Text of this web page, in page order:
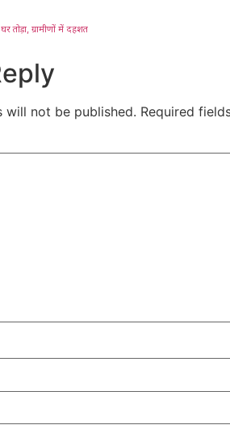
तोड़ा, ग्रामीणों में दहशत
will not be published. Required